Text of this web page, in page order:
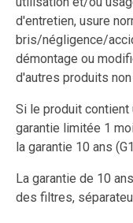
d'entretien, usure
bris/négligence/
démontage ou
d'autres produits
Si le produit contient
garantie limitée 1
la garantie 10 ans
La garantie de 10
des filtres,